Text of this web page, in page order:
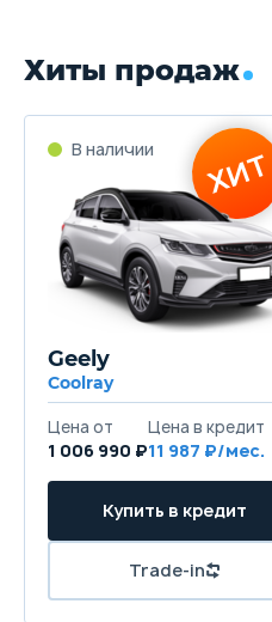
Хиты продаж
Geely
Coolray
1 006 990 ₽11 987